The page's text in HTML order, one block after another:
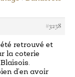
#3258
retrouvé et
la coterie
d’en avoir